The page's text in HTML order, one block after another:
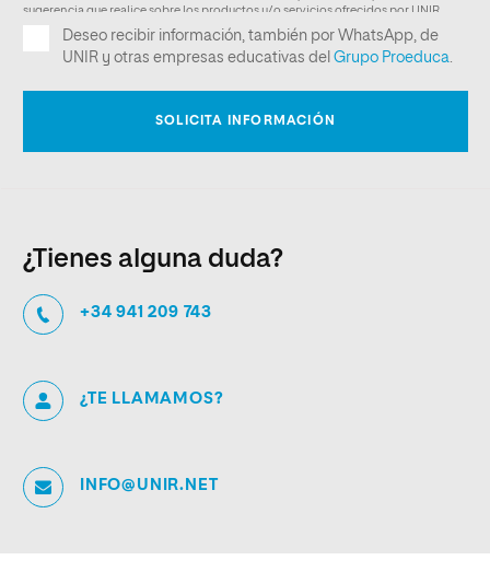
¿Tienes alguna duda?
+34 941 209 743
¿TE LLAMAMOS?
INFO@UNIR.NET